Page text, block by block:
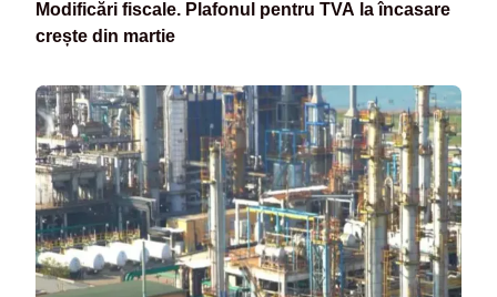
Modificări fiscale. Plafonul pentru TVA la încasare
crește din martie